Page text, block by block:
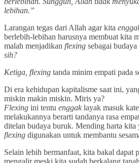
lebihan.”
Larangan tegas dari Allah agar kita
berlebih-lebihan harusnya membuat kita
malah menjadikan flexing sebagai
sih?
Ketiga, flexing tanda minim empati pada
Di era kehidupan kapitalisme saat ini,
miskin makin miskin. Miris ya?
Flexing ini tentu enggak layak masuk
melakukannya berarti tandanya rasa
ditelan budaya buruk. Mending harta
flexing digunakan untuk membantu
Selain lebih bermanfaat, kita bakal dapat
mengalir meski kita sudah berkalang tanah.